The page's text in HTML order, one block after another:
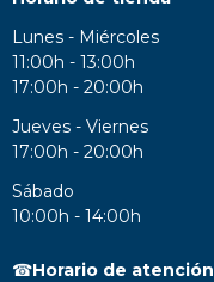
Lunes - Miércoles
11:00h - 13:00h
17:00h - 20:00h
Jueves - Viernes
17:00h - 20:00h
Sábado
10:00h - 14:00h
☎Horario de